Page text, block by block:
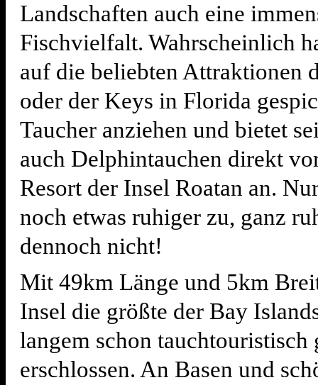
Landschaften auch eine
Fischvielfalt. Wahrscheinlich
auf die beliebten Attraktionen
oder der Keys in Florida
Taucher anziehen und bietet
auch Delphintauchen direkt
Resort der Insel Roatan an.
noch etwas ruhiger zu, ganz
dennoch nicht!
Mit 49km Länge und 5km
Insel die größte der Bay
langem schon tauchtouristisch
erschlossen. An Basen und